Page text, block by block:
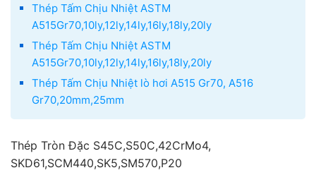
Thép Tấm Chịu Nhiệt ASTM
A515Gr70,10ly,12ly,14ly,16ly,18ly,20ly
Thép Tấm Chịu Nhiệt ASTM
A515Gr70,10ly,12ly,14ly,16ly,18ly,20ly
Thép Tấm Chịu Nhiệt lò hơi A515 Gr70, A516
Gr70,20mm,25mm
Thép Tròn Đặc S45C,S50C,42CrMo4,
SKD61,SCM440,SK5,SM570,P20